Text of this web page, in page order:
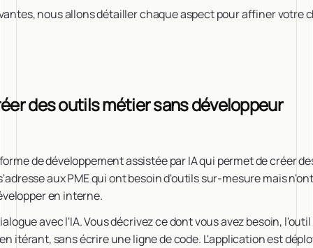
nous allons détailler chaque aspect pour affiner votre
des outils métier sans développeur
de développement assistée par IA qui permet de créer
aux PME qui ont besoin d'outils sur-mesure mais
en interne.
avec l'IA. Vous décrivez ce dont vous avez besoin,
itérant, sans écrire une ligne de code. L'application est